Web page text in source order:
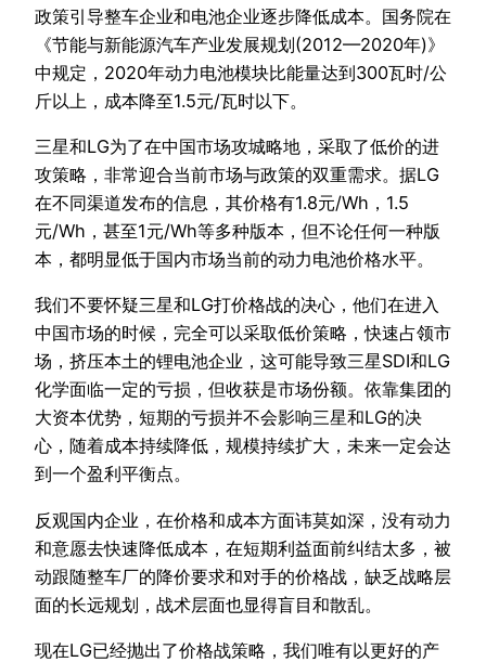
政策引导整车企业和电池企业逐步降低成本。国务院在
《节能与新能源汽车产业发展规划(2012—2020年)》
中规定，2020年动力电池模块比能量达到300瓦时/公
斤以上，成本降至1.5元/瓦时以下。
三星和LG为了在中国市场攻城略地，采取了低价的进
攻策略，非常迎合当前市场与政策的双重需求。据LG
在不同渠道发布的信息，其价格有1.8元/Wh，1.5
元/Wh，甚至1元/Wh等多种版本，但不论任何一种版
本，都明显低于国内市场当前的动力电池价格水平。
我们不要怀疑三星和LG打价格战的决心，他们在进入
中国市场的时候，完全可以采取低价策略，快速占领市
场，挤压本土的锂电池企业，这可能导致三星SDI和LG
化学面临一定的亏损，但收获是市场份额。依靠集团的
大资本优势，短期的亏损并不会影响三星和LG的决
心，随着成本持续降低，规模持续扩大，未来一定会达
到一个盈利平衡点。
反观国内企业，在价格和成本方面讳莫如深，没有动力
和意愿去快速降低成本，在短期利益面前纠结太多，被
动跟随整车厂的降价要求和对手的价格战，缺乏战略层
面的长远规划，战术层面也显得盲目和散乱。
现在LG已经抛出了价格战策略，我们唯有以更好的产